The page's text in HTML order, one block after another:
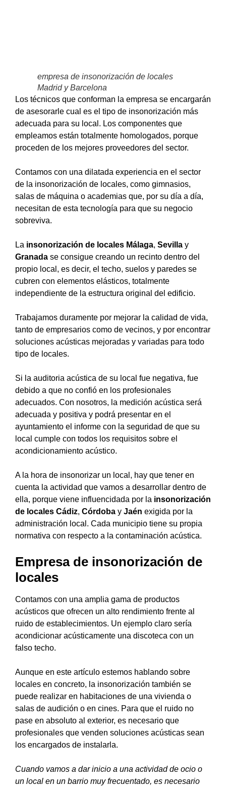
empresa de insonorización de locales
Madrid y Barcelona
Los técnicos que conforman la empresa se encargarán
de asesorarle cual es el tipo de insonorización más
adecuada para su local. Los componentes que
empleamos están totalmente homologados, porque
proceden de los mejores proveedores del sector.
Contamos con una dilatada experiencia en el sector
de la insonorización de locales, como gimnasios,
salas de máquina o academias que, por su día a día,
necesitan de esta tecnología para que su negocio
sobreviva.
La insonorización de locales Málaga, Sevilla y
Granada se consigue creando un recinto dentro del
propio local, es decir, el techo, suelos y paredes se
cubren con elementos elásticos, totalmente
independiente de la estructura original del edificio.
Trabajamos duramente por mejorar la calidad de vida,
tanto de empresarios como de vecinos, y por encontrar
soluciones acústicas mejoradas y variadas para todo
tipo de locales.
Si la auditoria acústica de su local fue negativa, fue
debido a que no confió en los profesionales
adecuados. Con nosotros, la medición acústica será
adecuada y positiva y podrá presentar en el
ayuntamiento el informe con la seguridad de que su
local cumple con todos los requisitos sobre el
acondicionamiento acústico.
A la hora de insonorizar un local, hay que tener en
cuenta la actividad que vamos a desarrollar dentro de
ella, porque viene influencidada por la insonorización
de locales Cádiz, Córdoba y Jaén exigida por la
administración local. Cada municipio tiene su propia
normativa con respecto a la contaminación acústica.
Empresa de insonorización de
locales
Contamos con una amplia gama de productos
acústicos que ofrecen un alto rendimiento frente al
ruido de establecimientos. Un ejemplo claro sería
acondicionar acústicamente una discoteca con un
falso techo.
Aunque en este artículo estemos hablando sobre
locales en concreto, la insonorización también se
puede realizar en habitaciones de una vivienda o
salas de audición o en cines. Para que el ruido no
pase en absoluto al exterior, es necesario que
profesionales que venden soluciones acústicas sean
los encargados de instalarla.
Cuando vamos a dar inicio a una actividad de ocio o
un local en un barrio muy frecuentado, es necesario